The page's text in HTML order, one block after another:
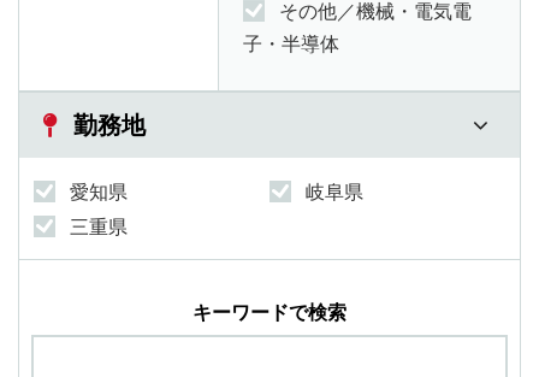
その他／機械・電気電
子・半導体
勤務地
愛知県
岐阜県
三重県
キーワードで検索